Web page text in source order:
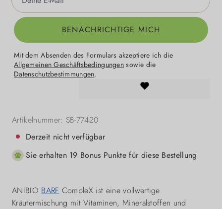
BENACHRICHTIGE MICH
Mit dem Absenden des Formulars akzeptiere ich die
Allgemeinen Geschäftsbedingungensowie die
Datenschutzbestimmungen.
Artikelnummer: SB-77420
Derzeit nicht verfügbar
Sie erhalten 19 Bonus Punkte für diese Bestellung
ANIBIO BARF CompleX ist eine vollwertige
Kräutermischung mit Vitaminen, Mineralstoffen und